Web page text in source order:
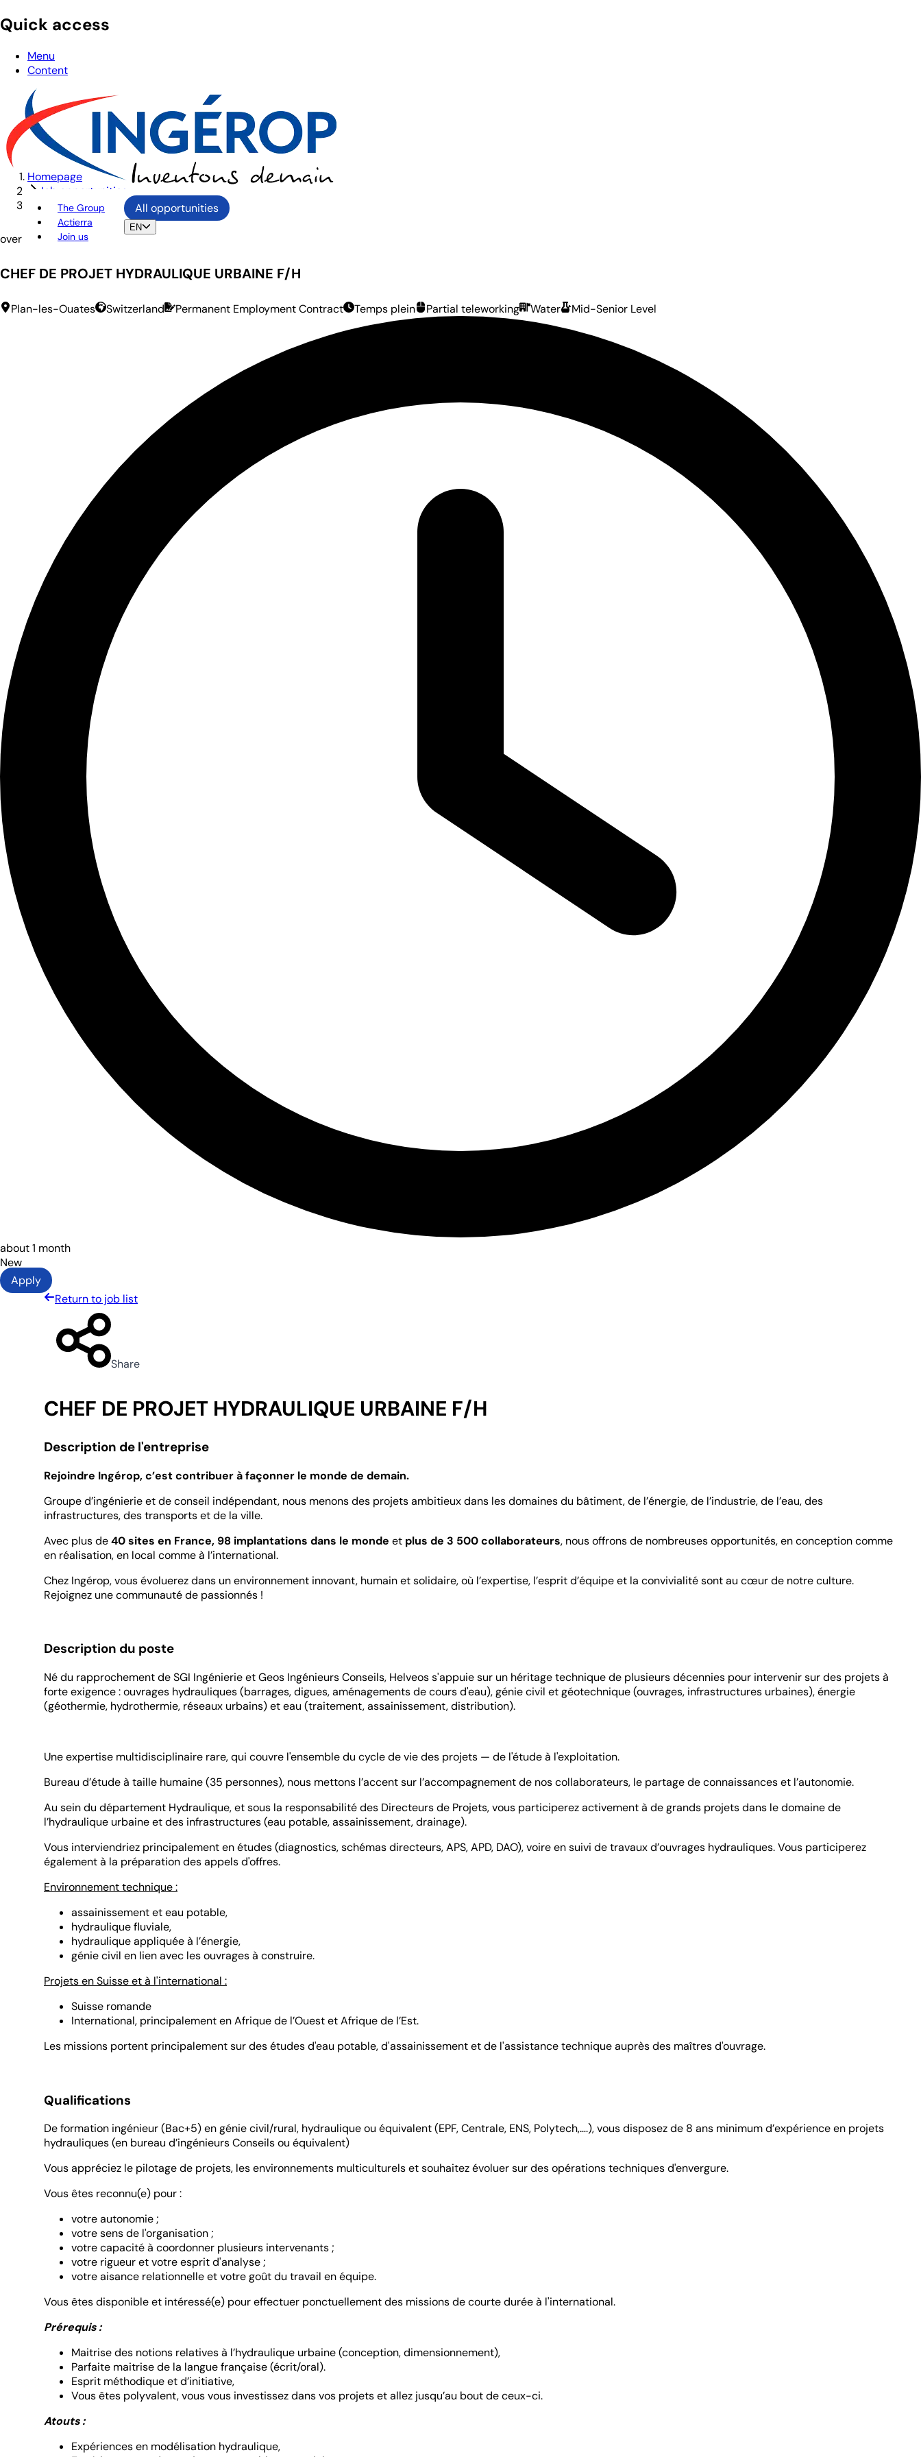
Quick access
Menu
Content
The Group
Actierra
Join us
All opportunities
EN
Homepage
Job opportunities
CHEF DE PROJET HYDRAULIQUE URBAINE F/H
overview
CHEF DE PROJET HYDRAULIQUE URBAINE F/H
Plan-les-Ouates Switzerland Permanent Employment Contract Temps plein Partial teleworking Water Mid-Senior Level
about 1 month
New
Apply
Return to job list
Share
CHEF DE PROJET HYDRAULIQUE URBAINE F/H
Description de l'entreprise
Rejoindre Ingérop, c’est contribuer à façonner le monde de demain.
Groupe d’ingénierie et de conseil indépendant, nous menons des projets ambitieux dans les domaines du bâtiment, de l’énergie, de l’industrie, de l’eau, des
infrastructures, des transports et de la ville.
Avec plus de40 sites en France, 98 implantations dans le monde et plus de 3 500 collaborateurs, nous offrons de nombreuses opportunités, en conception comme
en réalisation, en local comme à l’international.
Chez Ingérop, vous évoluerez dans un environnement innovant, humain et solidaire, où l’expertise, l’esprit d’équipe et la convivialité sont au cœur de notre culture.
Rejoignez une communauté de passionnés !
Description du poste
Né du rapprochement de SGI Ingénierie et Geos Ingénieurs Conseils, Helveos s'appuie sur un héritage technique de plusieurs décennies pour intervenir sur des projets à
forte exigence : ouvrages hydrauliques (barrages, digues, aménagements de cours d'eau), génie civil et géotechnique (ouvrages, infrastructures urbaines), énergie
(géothermie, hydrothermie, réseaux urbains) et eau (traitement, assainissement, distribution).
Une expertise multidisciplinaire rare, qui couvre l'ensemble du cycle de vie des projets — de l'étude à l'exploitation.
Bureau d’étude à taille humaine (35 personnes), nous mettons l’accent sur l’accompagnement de nos collaborateurs, le partage de connaissances et l’autonomie.
Au sein du département Hydraulique, et sous la responsabilité des Directeurs de Projets, vous participerez activement à de grands projets dans le domaine de
l’hydraulique urbaine et des infrastructures (eau potable, assainissement, drainage).
Vous interviendriez principalement en études (diagnostics, schémas directeurs, APS, APD, DAO), voire en suivi de travaux d’ouvrages hydrauliques. Vous participerez
également à la préparation des appels d'offres.
Environnement technique :
assainissement et eau potable,
hydraulique fluviale,
hydraulique appliquée à l’énergie,
génie civil en lien avec les ouvrages à construire.
Projets en Suisse et à l'international :
Suisse romande
International, principalement en Afrique de l’Ouest et Afrique de l’Est.
Les missions portent principalement sur des études d'eau potable, d'assainissement et de l'assistance technique auprès des maîtres d'ouvrage.
Qualifications
De formation ingénieur (Bac+5) en génie civil/rural, hydraulique ou équivalent (EPF, Centrale, ENS, Polytech,….), vous disposez de 8 ans minimum d’expérience en projets
hydrauliques (en bureau d’ingénieurs Conseils ou équivalent)
Vous appréciez le pilotage de projets, les environnements multiculturels et souhaitez évoluer sur des opérations techniques d'envergure.
Vous êtes reconnu(e) pour :
votre autonomie ;
votre sens de l'organisation ;
votre capacité à coordonner plusieurs intervenants ;
votre rigueur et votre esprit d'analyse ;
votre aisance relationnelle et votre goût du travail en équipe.
Vous êtes disponible et intéressé(e) pour effectuer ponctuellement des missions de courte durée à l'international.
Prérequis :
Maitrise des notions relatives à l’hydraulique urbaine (conception, dimensionnement),
Parfaite maitrise de la langue française (écrit/oral).
Esprit méthodique et d’initiative,
Vous êtes polyvalent, vous vous investissez dans vos projets et allez jusqu’au bout de ceux-ci.
Atouts :
Expériences en modélisation hydraulique,